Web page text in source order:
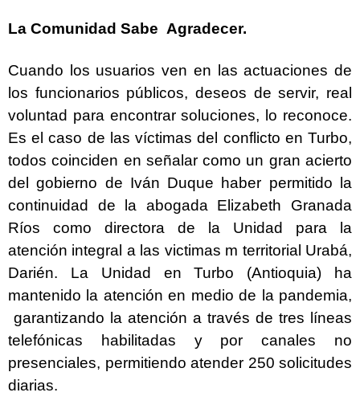
La Comunidad Sabe Agradecer.
Cuando los usuarios ven en las actuaciones de
los funcionarios públicos, deseos de servir, real
voluntad para encontrar soluciones, lo reconoce.
Es el caso de las víctimas del conflicto en Turbo,
todos coinciden en señalar como un gran acierto
del gobierno de Iván Duque haber permitido la
continuidad de la abogada Elizabeth Granada
Ríos como directora de la Unidad para la
atención integral a las victimas m territorial Urabá,
Darién. La Unidad en Turbo (Antioquia) ha
mantenido la atención en medio de la pandemia,
garantizando la atención a través de tres líneas
telefónicas habilitadas y por canales no
presenciales, permitiendo atender 250 solicitudes
diarias.